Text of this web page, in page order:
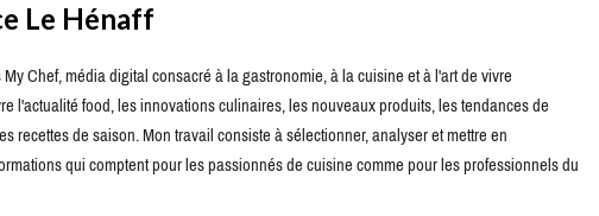
Le Hénaff
Chef, média digital consacré à la gastronomie, à la cuisine et à l'art de vivre
l'actualité food, les innovations culinaires, les nouveaux produits, les tendances de
recettes de saison. Mon travail consiste à sélectionner, analyser et mettre en
qui comptent pour les passionnés de cuisine comme pour les professionnels du